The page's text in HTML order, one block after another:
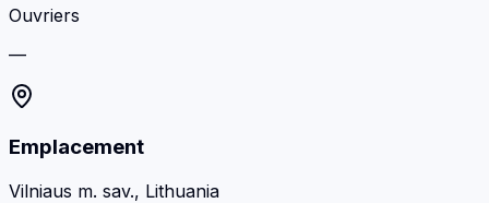
Ouvriers
—
Emplacement
Vilniaus m. sav., Lithuania